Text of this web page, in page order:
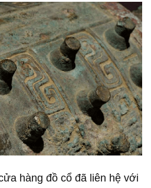
hàng đồ cổ đã liên hệ với